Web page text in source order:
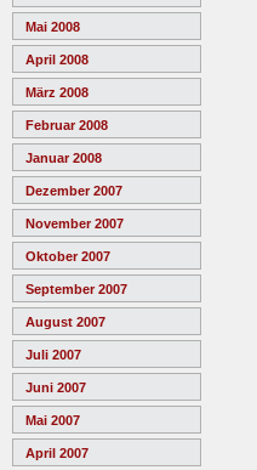
Mai 2008
April 2008
März 2008
Februar 2008
Januar 2008
Dezember 2007
November 2007
Oktober 2007
September 2007
August 2007
Juli 2007
Juni 2007
Mai 2007
April 2007